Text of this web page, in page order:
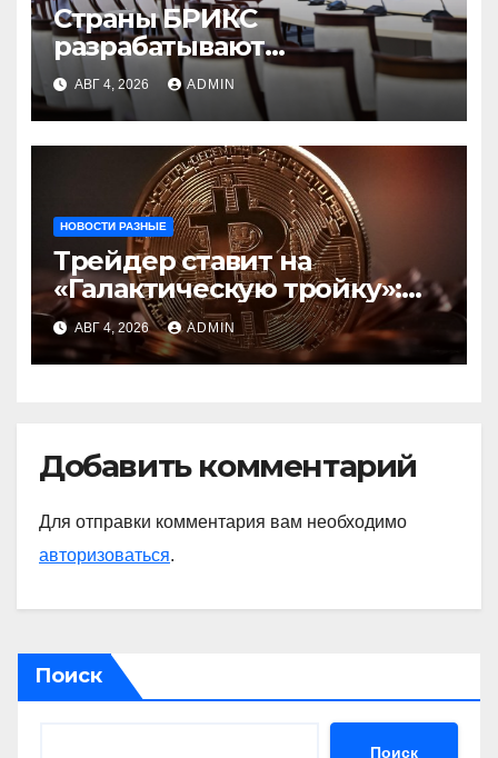
Страны БРИКС
разрабатывают
инфраструктуру на базе
цифровых валют
центробанков
АВГ 4, 2026 ADMIN
НОВОСТИ РАЗНЫЕ
Трейдер ставит на
«Галактическую тройку»:
Circle, Coinbase и ETH
АВГ 4, 2026 ADMIN
Добавить комментарий
Для отправки комментария вам необходимо
авторизоваться.
Поиск
Поиск